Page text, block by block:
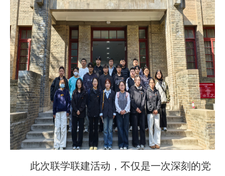
此次联学联建活动，不仅是一次深刻的党